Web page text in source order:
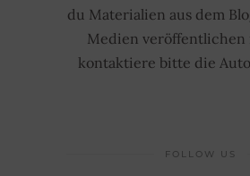
du Materialien aus dem
Medien veröffentlichen
kontaktiere bitte die
FOLLOW US